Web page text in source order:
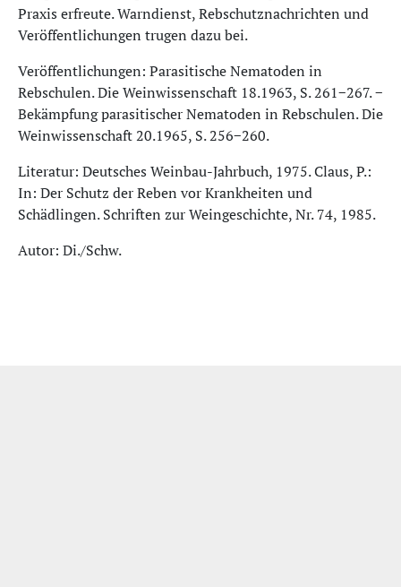
Praxis erfreute. Warndienst, Rebschutznachrichten und
Veröffentlichungen trugen dazu bei.
Veröffentlichungen: Parasitische Nematoden in
Rebschulen. Die Weinwissenschaft 18.1963, S. 261−267. −
Bekämpfung parasitischer Nematoden in Rebschulen. Die
Weinwissenschaft 20.1965, S. 256−260.
Literatur: Deutsches Weinbau-Jahrbuch, 1975. Claus, P.:
In: Der Schutz der Reben vor Krankheiten und
Schädlingen. Schriften zur Weingeschichte, Nr. 74, 1985.
Autor: Di./Schw.